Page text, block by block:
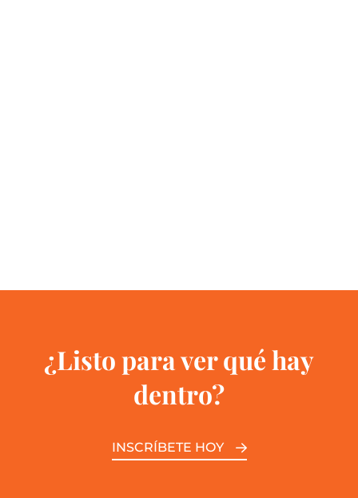
¿Listo para ver qué hay
dentro?
INSCRÍBETE HOY